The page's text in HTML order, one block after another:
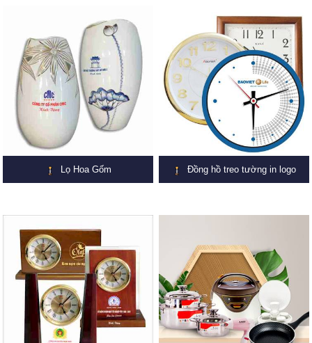
Lọ Hoa Gốm Đồng hồ treo tường in logo